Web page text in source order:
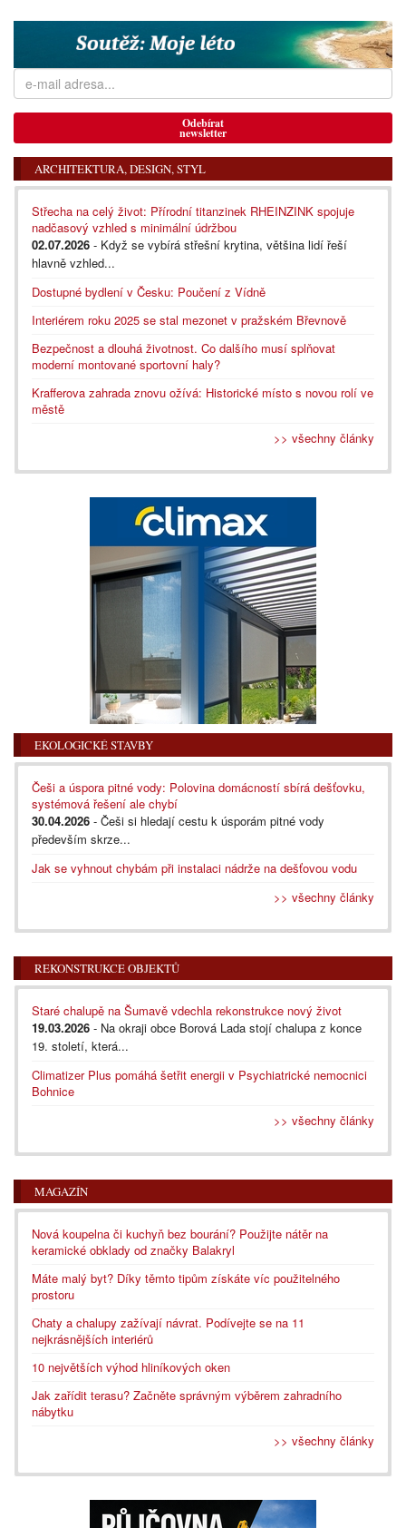
Odebírat
newsletter
ARCHITEKTURA, DESIGN, STYL
Střecha na celý život: Přírodní titanzinek RHEINZINK spojuje
nadčasový vzhled s minimální údržbou
02.07.2026 - Když se vybírá střešní krytina, většina lidí řeší
hlavně vzhled...
Dostupné bydlení v Česku: Poučení z Vídně
Interiérem roku 2025 se stal mezonet v pražském Břevnově
Bezpečnost a dlouhá životnost. Co dalšího musí splňovat
moderní montované sportovní haly?
Krafferova zahrada znovu ožívá: Historické místo s novou rolí ve
městě
>> všechny články
EKOLOGICKÉ STAVBY
Češi a úspora pitné vody: Polovina domácností sbírá dešťovku,
systémová řešení ale chybí
30.04.2026 - Češi si hledají cestu k úsporám pitné vody
především skrze...
Jak se vyhnout chybám při instalaci nádrže na dešťovou vodu
>> všechny články
REKONSTRUKCE OBJEKTŮ
Staré chalupě na Šumavě vdechla rekonstrukce nový život
19.03.2026 - Na okraji obce Borová Lada stojí chalupa z konce
19. století, která...
Climatizer Plus pomáhá šetřit energii v Psychiatrické nemocnici
Bohnice
>> všechny články
MAGAZÍN
Nová koupelna či kuchyň bez bourání? Použijte nátěr na
keramické obklady od značky Balakryl
Máte malý byt? Díky těmto tipům získáte víc použitelného
prostoru
Chaty a chalupy zažívají návrat. Podívejte se na 11
nejkrásnějších interiérů
10 největších výhod hliníkových oken
Jak zařídit terasu? Začněte správným výběrem zahradního
nábytku
>> všechny články